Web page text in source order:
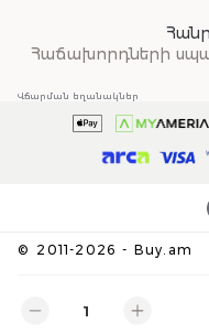
Հաճախորդների
© 2011-2026 - Buy.am
Վճարման եղանակներ